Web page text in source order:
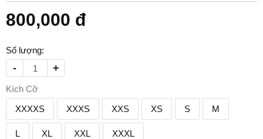
800,000 đ
Số lượng:
- +
Kích Cỡ
XXXXS
XXXS XXS XS S M
L XL XXL XXXL